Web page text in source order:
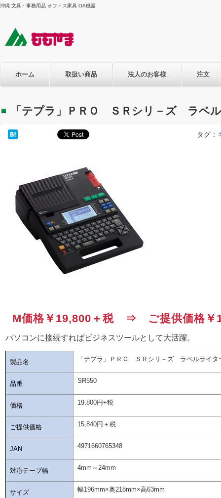
沖縄 文具・事務用品 オフィス家具 OA機器
ホーム 取扱い商品 法人のお客様 注文
「テプラ」ＰＲＯ ＳＲシリ－ズ ラベ
タグ：
M価格￥19,800＋税 ⇒ ご提供価格￥
パソコンに接続すればビジネスツールとして大活躍。
製品名 「テプラ」ＰＲＯ ＳＲシリ－ズ ラベルライタ
品番 SR550
価格 19,800円+税
ご提供価格 15,840円＋税
JAN 4971660765348
対応テープ幅 4mm～24mm
サイズ 幅196mm×奥218mm×高63mm